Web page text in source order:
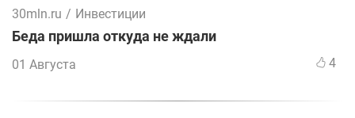
30mln.ru / Инвестиции
Беда пришла откуда не ждали
01 Августа 4